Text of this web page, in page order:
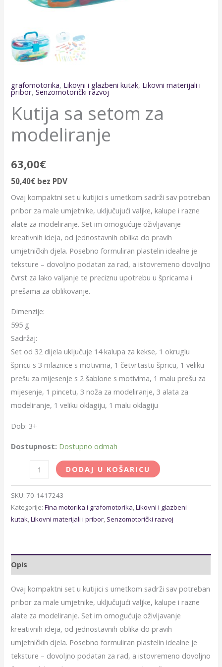
grafomotorika, Likovni i glazbeni kutak, Likovni materijali i
pribor,Senzomotorički razvoj
Kutija sa setom za
modeliranje
63,00€
50,40€ bez PDV
Ovaj kompaktni set u kutijici s umetkom sadrži sav potreban
pribor za male umjetnike, uključujući valjke, kalupe i razne
alate za modeliranje. Set im omogućuje oživljavanje
kreativnih ideja, od jednostavnih oblika do pravih
umjetničkih djela. Posebno formuliran plastelin idealne je
teksture – dovoljno podatan za rad, a istovremeno dovoljno
čvrst za lako valjanje te preciznu upotrebu u špricama i
prešama za oblikovanje.
Dimenzije:
595 g
Sadržaj:
Set od 32 dijela uključuje 14 kalupa za kekse, 1 okruglu
špricu s 3 mlaznice s motivima, 1 četvrtastu špricu, 1 veliku
prešu za mijesenje s 2 šablone s motivima, 1 malu prešu za
mijesenje, 1 pincetu, 3 noža za modeliranje, 3 alata za
modeliranje, 1 veliku oklagiju, 1 malu oklagiju
Dob: 3+
Dostupnost: Dostupno odmah
DODAJ U KOŠARICU
SKU:70-1417243
Kategorije:Fina motorika i grafomotorika,Likovni i glazbeni
kutak,Likovni materijali i pribor, Senzomotorički razvoj
Opis
Ovaj kompaktni set u kutijici s umetkom sadrži sav potreban
pribor za male umjetnike, uključujući valjke, kalupe i razne
alate za modeliranje. Set im omogućuje oživljavanje
kreativnih ideja, od jednostavnih oblika do pravih
umjetničkih djela. Posebno formuliran plastelin idealne je
teksture – dovoljno podatan za rad, a istovremeno dovoljno